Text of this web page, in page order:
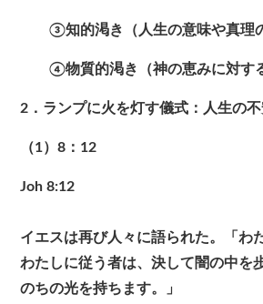
③知的渇き（人生の意味や真理の
④物質的渇き（神の恵みに対する
2．ランプに火を灯す儀式：人生の
（1）8：12
Joh 8:12
イエスは再び人々に語られた。「わ
わたしに従う者は、決して闇の中を
のちの光を持ちます。」